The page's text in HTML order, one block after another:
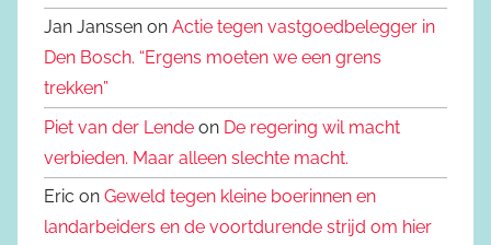
Jan Janssen on Actie tegen vastgoedbelegger in
Den Bosch. “Ergens moeten we een grens
trekken”
Piet van der Lende on De regering wil macht
verbieden. Maar alleen slechte macht.
Eric on Geweld tegen kleine boerinnen en
landarbeiders en de voortdurende strijd om hier